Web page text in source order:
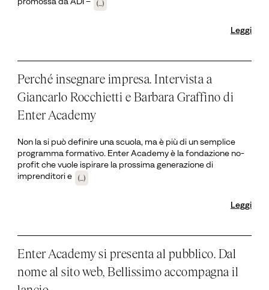
(...)
Leggi
Perché insegnare impresa. Intervista a
Giancarlo Rocchietti e Barbara Graffino di
Enter Academy
Non la si può definire una scuola, ma è più di un semplice
programma formativo. Enter Academy è la fondazione no-
profit che vuole ispirare la prossima generazione di
imprenditori e
(...)
Leggi
Enter Academy si presenta al pubblico. Dal
nome al sito web, Bellissimo accompagna il